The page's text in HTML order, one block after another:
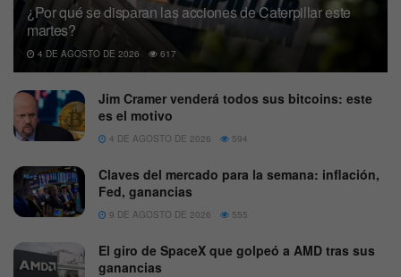
¿Por qué se disparan las acciones de Caterpillar este
martes?
4 DE AGOSTO DE 2026 617
Jim Cramer venderá todos sus bitcoins: este
es el motivo
4 DE AGOSTO DE 2026 594
Claves del mercado para la semana: inflación,
Fed, ganancias
9 DE AGOSTO DE 2026 555
El giro de SpaceX que golpeó a AMD tras sus
ganancias